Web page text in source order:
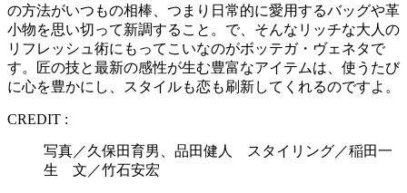
の方法がいつもの相棒、つまり日常的に愛用するバッグや革
小物を思い切って新調すること。で、そんなリッチな大人の
リフレッシュ術にもってこいなのがボッテガ・ヴェネタで
す。匠の技と最新の感性が生む豊富なアイテムは、使うたび
に心を豊かにし、スタイルも恋も刷新してくれるのですよ。
CREDIT :
写真／久保田育男、品田健人 スタイリング／稲田一
生 文／竹石安宏